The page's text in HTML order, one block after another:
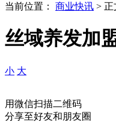
当前位置： 商业快讯 > 正
丝域养发加
小 大
用微信扫描二维码
分享至好友和朋友圈